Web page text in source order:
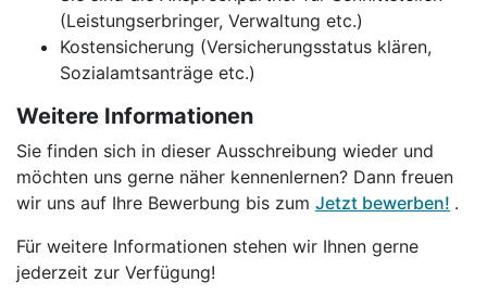
(Leistungserbringer, Verwaltung etc.)
Kostensicherung (Versicherungsstatus klären,
Sozialamtsanträge etc.)
Weitere Informationen
Sie finden sich in dieser Ausschreibung wieder und
möchten uns gerne näher kennenlernen? Dann freuen
wir uns auf Ihre Bewerbung bis zum Jetzt bewerben! .
Für weitere Informationen stehen wir Ihnen gerne
jederzeit zur Verfügung!